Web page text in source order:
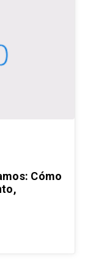
Cómo